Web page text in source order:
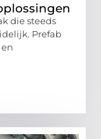
die steeds
Prefab